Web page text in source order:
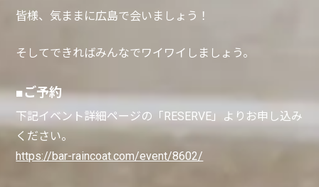
皆様、気ままに広島で会いましょう！
そしてできればみんなでワイワイしましょう。
■ご予約
下記イベント詳細ページの「RESERVE」よりお申し込み
ください。
https://bar-raincoat.com/event/8602/